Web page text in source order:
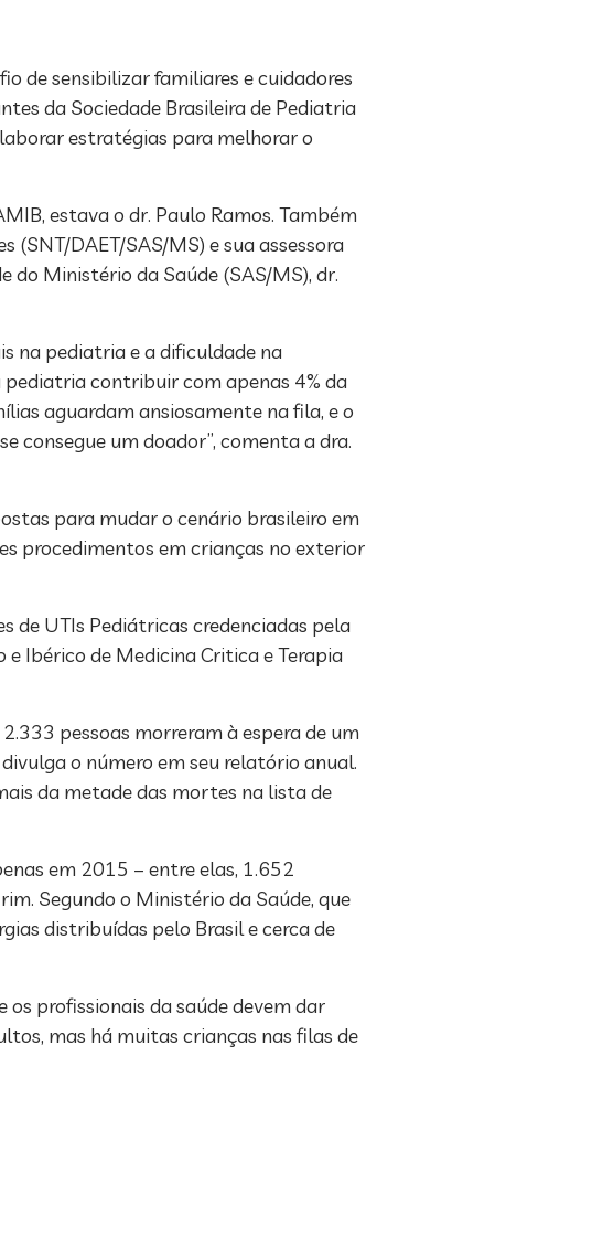
de sensibilizar familiares e cuidadores
da Sociedade Brasileira de Pediatria
estratégias para melhorar o
estava o dr. Paulo Ramos. Também
DAET/SAS/MS) e sua assessora
do Ministério da Saúde (SAS/MS), dr.
na pediatria e a dificuldade na
pediatria contribuir com apenas 4% da
aguardam ansiosamente na fila, e o
consegue um doador”, comenta a dra.
para mudar o cenário brasileiro em
procedimentos em crianças no exterior
de UTIs Pediátricas credenciadas pela
Ibérico de Medicina Critica e Terapia
pessoas morreram à espera de um
o número em seu relatório anual.
da metade das mortes na lista de
em 2015 – entre elas, 1.652
Segundo o Ministério da Saúde, que
distribuídas pelo Brasil e cerca de
os profissionais da saúde devem dar
mas há muitas crianças nas filas de